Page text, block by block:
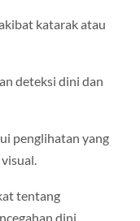
katarak atau
deteksi dini dan
penglihatan yang
tentang
dini.